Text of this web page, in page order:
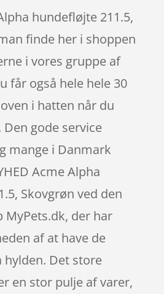
hundefløjte 211.5,
finde her i shoppen
i vores gruppe af
får også hele hele 30
i hatten når du
gode service
mange i Danmark
Acme Alpha
Skovgrøn ved den
MyPets.dk, der har
af at have de
hylden. Det store
en stor pulje af varer,